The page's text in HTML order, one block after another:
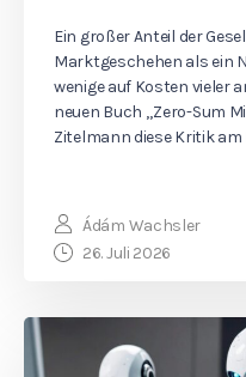
Ein großer Anteil der
Marktgeschehen als ein
wenige auf Kosten vieler
neuen Buch „Zero-Sum
Zitelmann diese Kritik
Ádám Wachsler
26. Juli 2026